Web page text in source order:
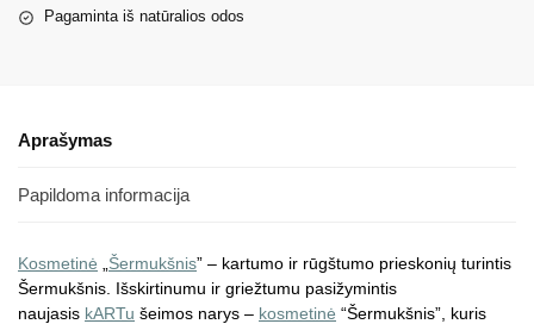
Pagaminta iš natūralios odos
Aprašymas
Papildoma informacija
Kosmetinė Šermukšnis” – kartumo ir rūgštumo prieskonių turintis
Šermukšnis. Išskirtinumu ir griežtumu pasižymintis
naujasis kARTu šeimos narys – kosmetinė “Šermukšnis”, kuris